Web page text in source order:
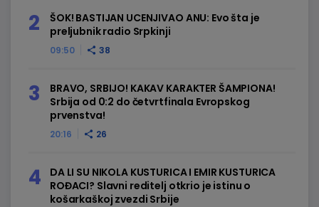
09:50 38
ŠOK! BASTIJAN UCENJIVAO ANU: Evo šta je
preljubnik radio Srpkinji
20:16 26
BRAVO, SRBIJO! KAKAV KARAKTER ŠAMPIONA!
Srbija od 0:2 do četvrtfinala Evropskog
prvenstva!
DA LI SU NIKOLA KUSTURICA I EMIR KUSTURICA
ROĐACI? Slavni reditelj otkrio je istinu o
košarkaškoj zvezdi Srbije